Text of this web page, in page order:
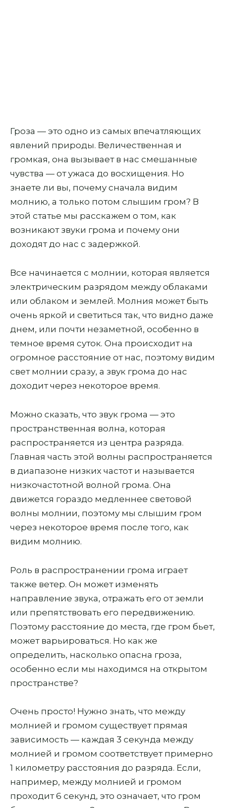
Гроза — это одно из самых впечатляющих
явлений природы. Величественная и
громкая, она вызывает в нас смешанные
чувства — от ужаса до восхищения. Но
знаете ли вы, почему сначала видим
молнию, а только потом слышим гром? В
этой статье мы расскажем о том, как
возникают звуки грома и почему они
доходят до нас с задержкой.
Все начинается с молнии, которая является
электрическим разрядом между облаками
или облаком и землей. Молния может быть
очень яркой и светиться так, что видно даже
днем, или почти незаметной, особенно в
темное время суток. Она происходит на
огромное расстояние от нас, поэтому видим
свет молнии сразу, а звук грома до нас
доходит через некоторое время.
Можно сказать, что звук грома — это
пространственная волна, которая
распространяется из центра разряда.
Главная часть этой волны распространяется
в диапазоне низких частот и называется
низкочастотной волной грома. Она
движется гораздо медленнее световой
волны молнии, поэтому мы слышим гром
через некоторое время после того, как
видим молнию.
Роль в распространении грома играет
также ветер. Он может изменять
направление звука, отражать его от земли
или препятствовать его передвижению.
Поэтому расстояние до места, где гром бьет,
может варьироваться. Но как же
определить, насколько опасна гроза,
особенно если мы находимся на открытом
пространстве?
Очень просто! Нужно знать, что между
молнией и громом существует прямая
зависимость — каждая 3 секунда между
молнией и громом соответствует примерно
1 километру расстояния до разряда. Если,
например, между молнией и громом
проходит 6 секунд, это означает, что гром